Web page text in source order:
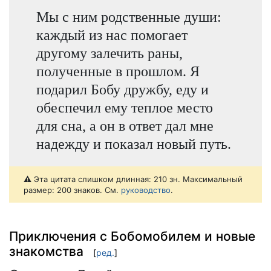
Мы с ним родственные души:
каждый из нас помогает
другому залечить раны,
полученные в прошлом. Я
подарил Бобу дружбу, еду и
обеспечил ему теплое место
для сна, а он в ответ дал мне
надежду и показал новый путь.
⚠️ Эта цитата слишком длинная: 210 зн. Максимальный
размер: 200 знаков. См. руководство.
Приключения с Бобомобилем и новые
знакомства
[ред.]